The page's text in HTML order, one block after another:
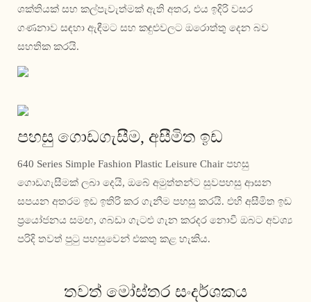
ශක්තියක් සහ කල්පැවැත්මක් ඇති අතර, එය ඉදිරි වසර
ගණනාව සඳහා ඇඳීමට සහ කඳුළුවලට ඔරොත්තු දෙන බව
සහතික කරයි.
පහසු ගොඩගැසීම, අසීමිත ඉඩ
640 Series Simple Fashion Plastic Leisure Chair පහසු
ගොඩගැසීමක් ලබා දෙයි, ඔබේ අමුත්තන්ට සුවපහසු ආසන
සපයන අතරම ඉඩ ඉතිරි කර ගැනීම පහසු කරයි. එහි අසීමිත ඉඩ
ප්‍රයෝජනය සමඟ, ගබඩා ගැටළු ගැන කරදර නොවී ඔබට අවශ්‍ය
පරිදි තවත් පුටු පහසුවෙන් එකතු කළ හැකිය.
තවත් මෝස්තර සංදර්ශකය